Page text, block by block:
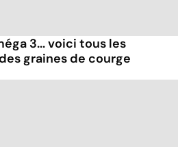
3... voici tous les
graines de courge